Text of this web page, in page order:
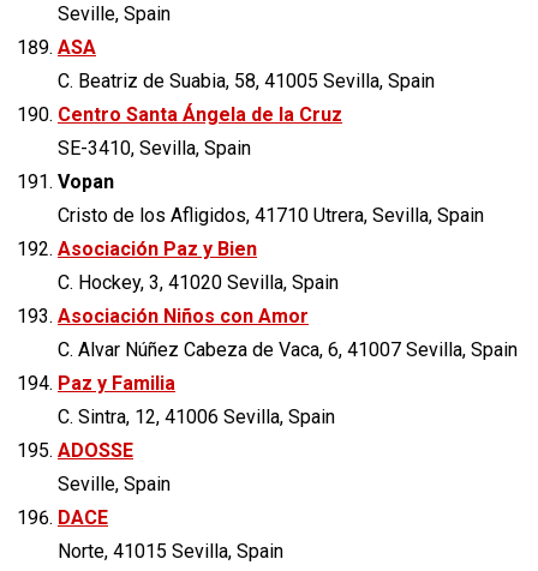
Seville, Spain
ASA
C. Beatriz de Suabia, 58, 41005 Sevilla, Spain
Centro Santa Ángela de la Cruz
SE-3410, Sevilla, Spain
Vopan
Cristo de los Afligidos, 41710 Utrera, Sevilla, Spain
Asociación Paz y Bien
C. Hockey, 3, 41020 Sevilla, Spain
Asociación Niños con Amor
C. Alvar Núñez Cabeza de Vaca, 6, 41007 Sevilla, Spain
Paz y Familia
C. Sintra, 12, 41006 Sevilla, Spain
ADOSSE
Seville, Spain
DACE
Norte, 41015 Sevilla, Spain